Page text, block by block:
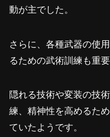
動が主でした。
さらに、各種武器の使
るための武術訓練も重要
隠れる技術や変装の技
練、精神性を高めるた
ていたようです。